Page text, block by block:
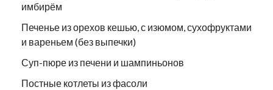
имбирём
Печенье из орехов кешью, с изюмом, сухофруктами
и вареньем (без выпечки)
Суп-пюре из печени и шампиньонов
Постные котлеты из фасоли